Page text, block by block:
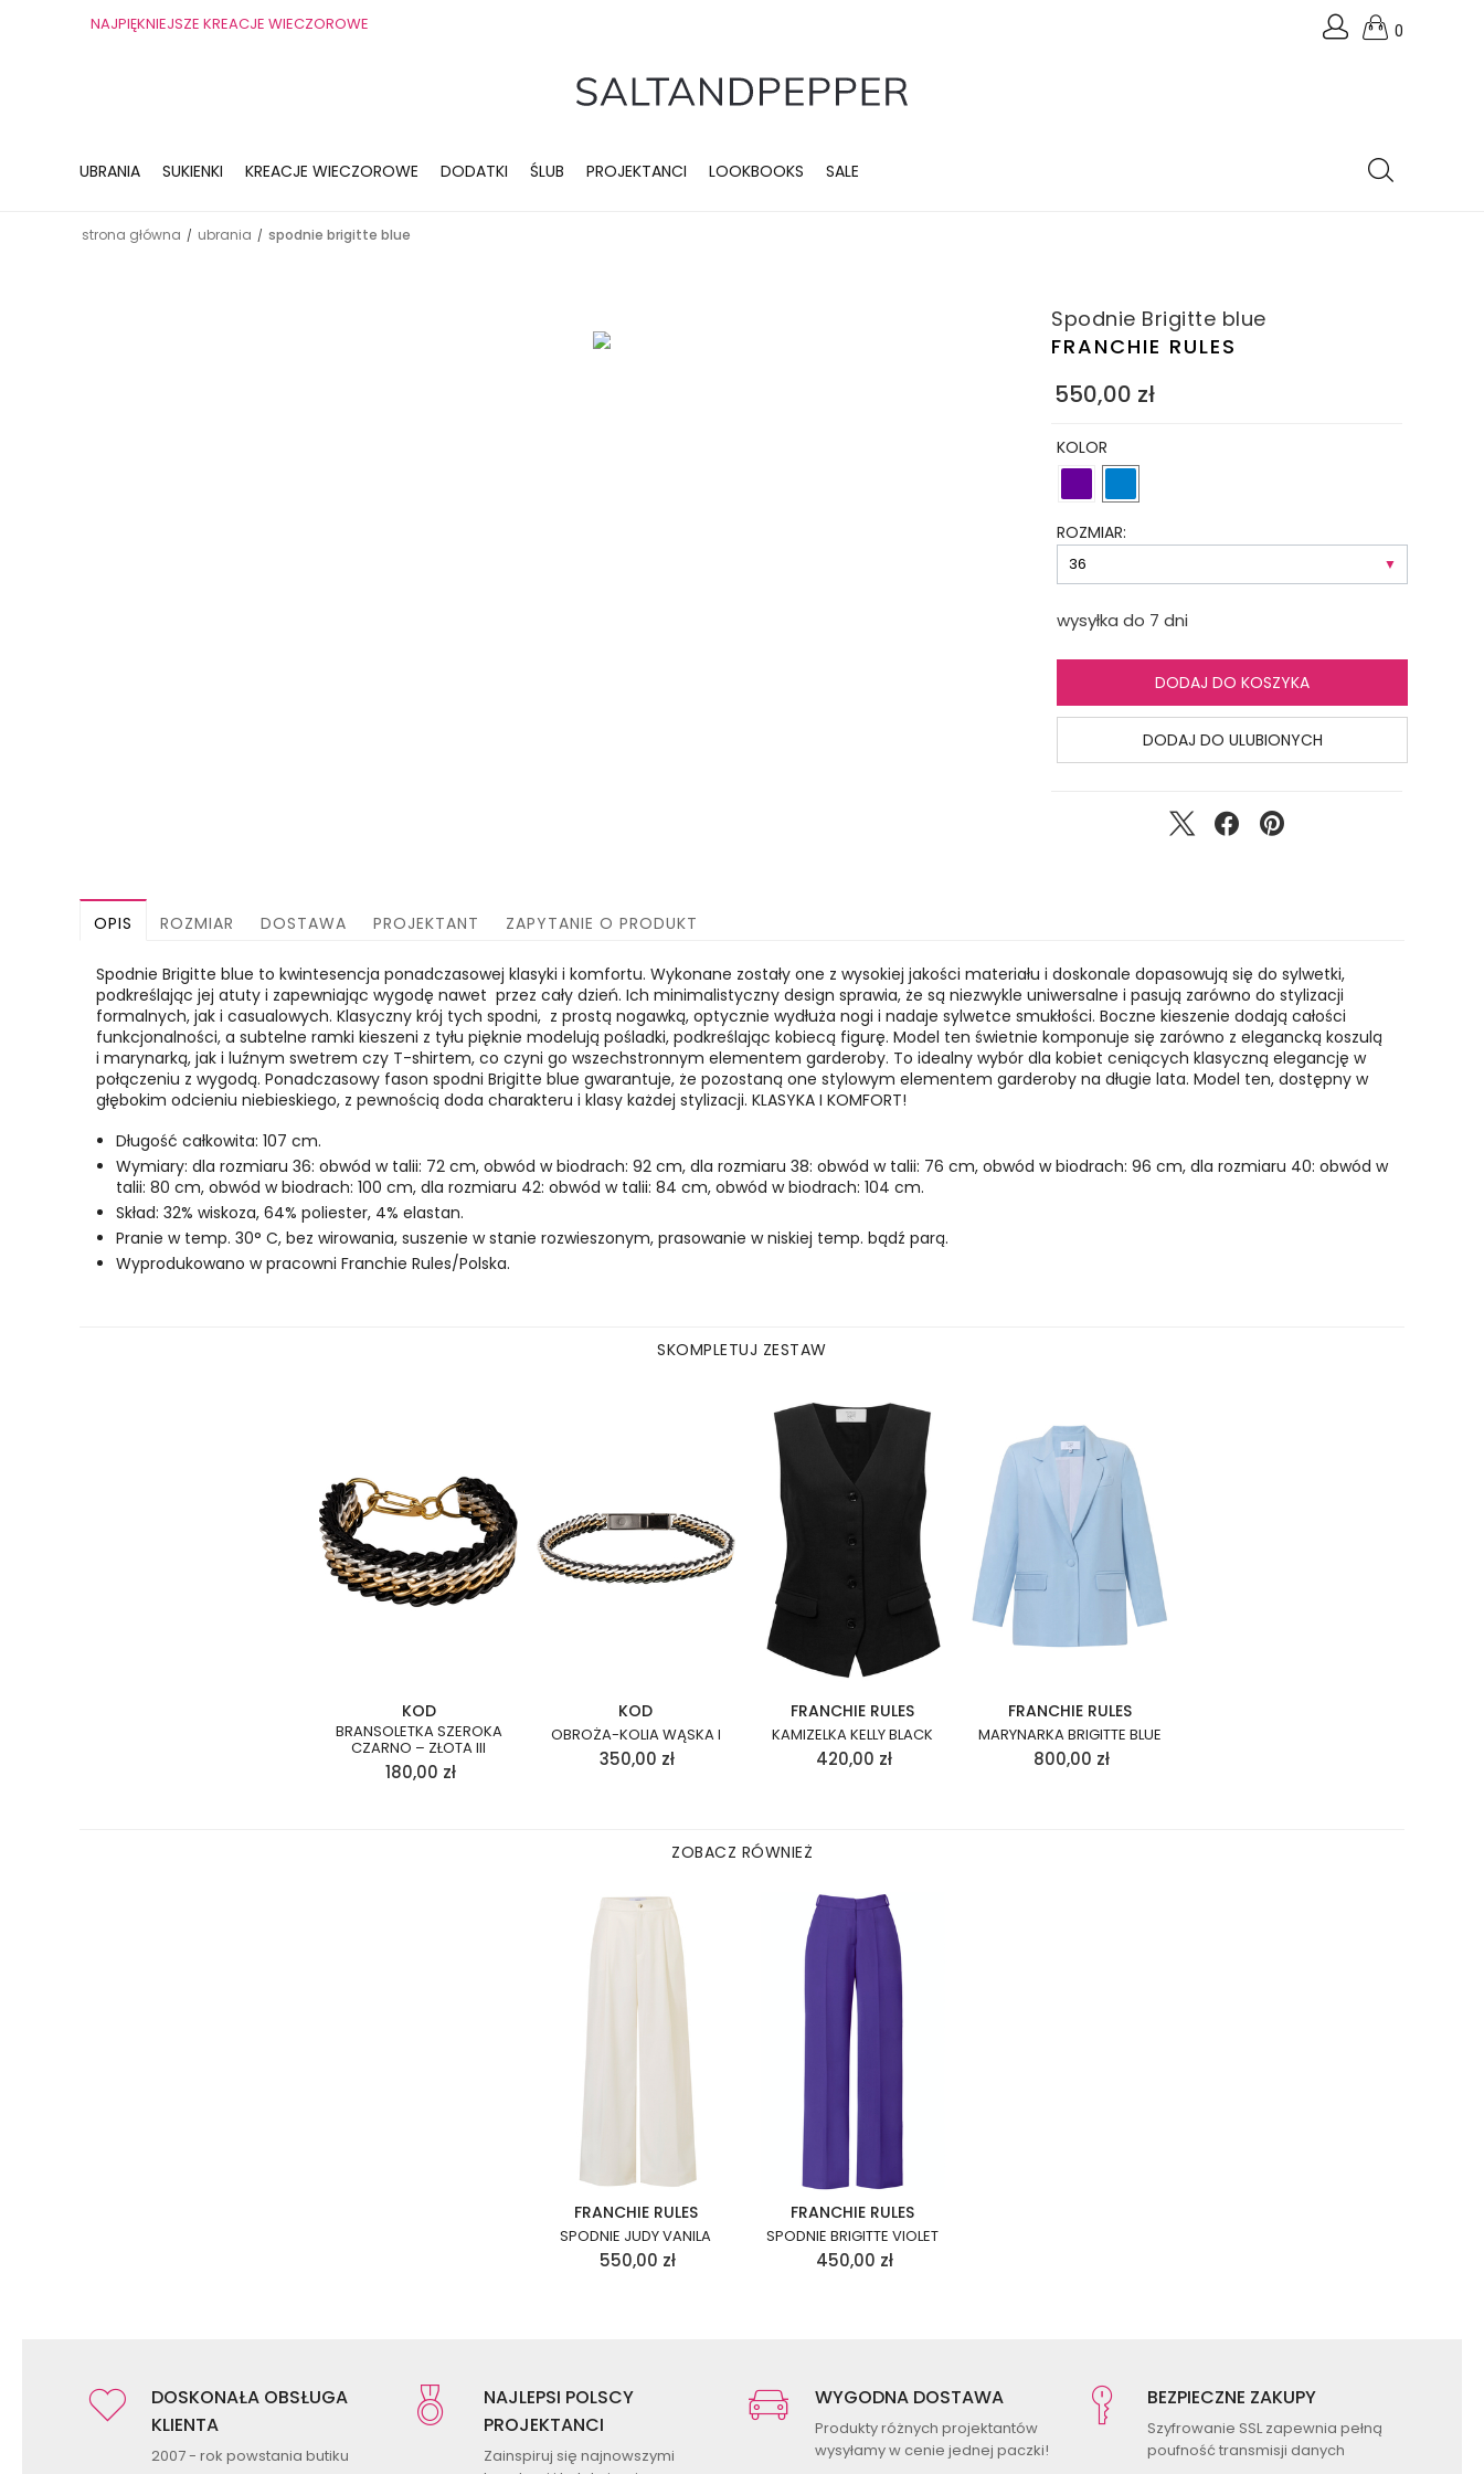
NAJPIĘKNIEJSZE KREACJE WIECZOROWE 0
UBRANIA SUKIENKI KREACJE WIECZOROWE DODATKI ŚLUB PROJEKTANCI LOOKBOOKS SALE
strona główna / ubrania / spodnie brigitte blue
Spodnie Brigitte blue
FRANCHIE RULES
550,00 zł
KOLOR
ROZMIAR:
wysyłka do 7 dni
DODAJ DO KOSZYKA
DODAJ DO ULUBIONYCH
OPIS ROZMIAR DOSTAWA PROJEKTANT ZAPYTANIE O PRODUKT
Spodnie Brigitte blue to kwintesencja ponadczasowej klasyki i komfortu. Wykonane zostały one z wysokiej jakości materiału i doskonale dopasowują się do sylwetki,
podkreślając jej atuty i zapewniając wygodę nawet przez cały dzień. Ich minimalistyczny design sprawia, że są niezwykle uniwersalne i pasują zarówno do stylizacji
formalnych, jak i casualowych. Klasyczny krój tych spodni, z prostą nogawką, optycznie wydłuża nogi i nadaje sylwetce smukłości. Boczne kieszenie dodają całości
funkcjonalności, a subtelne ramki kieszeni z tyłu pięknie modelują pośladki, podkreślając kobiecą figurę. Model ten świetnie komponuje się zarówno z elegancką koszulą
i marynarką, jak i luźnym swetrem czy T-shirtem, co czyni go wszechstronnym elementem garderoby. To idealny wybór dla kobiet ceniących klasyczną elegancję w
połączeniu z wygodą. Ponadczasowy fason spodni Brigitte blue gwarantuje, że pozostaną one stylowym elementem garderoby na długie lata. Model ten, dostępny w
głębokim odcieniu niebieskiego, z pewnością doda charakteru i klasy każdej stylizacji. KLASYKA I KOMFORT!
Długość całkowita: 107 cm.
Wymiary: dla rozmiaru 36: obwód w talii: 72 cm, obwód w biodrach: 92 cm, dla rozmiaru 38: obwód w talii: 76 cm, obwód w biodrach: 96 cm, dla rozmiaru 40: obwód w
talii: 80 cm, obwód w biodrach: 100 cm, dla rozmiaru 42: obwód w talii: 84 cm, obwód w biodrach: 104 cm.
Skład: 32% wiskoza, 64% poliester, 4% elastan.
Pranie w temp. 30° C, bez wirowania, suszenie w stanie rozwieszonym, prasowanie w niskiej temp. bądź parą.
Wyprodukowano w pracowni Franchie Rules/Polska.
SKOMPLETUJ ZESTAW
KOD
BRANSOLETKA SZEROKA
CZARNO – ZŁOTA III
180,00 zł
KOD
OBROŻA-KOLIA WĄSKA I
350,00 zł
FRANCHIE RULES
KAMIZELKA KELLY BLACK
420,00 zł
FRANCHIE RULES
MARYNARKA BRIGITTE BLUE
800,00 zł
ZOBACZ RÓWNIEŻ
FRANCHIE RULES
SPODNIE JUDY VANILA
550,00 zł
FRANCHIE RULES
SPODNIE BRIGITTE VIOLET
450,00 zł
DOSKONAŁA OBSŁUGA
KLIENTA
2007 - rok powstania butiku
NAJLEPSI POLSCY
PROJEKTANCI
Zainspiruj się najnowszymi
WYGODNA DOSTAWA
Produkty różnych projektantów
wysyłamy w cenie jednej paczki!
BEZPIECZNE ZAKUPY
Szyfrowanie SSL zapewnia pełną
poufność transmisji danych